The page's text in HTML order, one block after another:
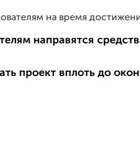
на время
направятся
проект вплоть до